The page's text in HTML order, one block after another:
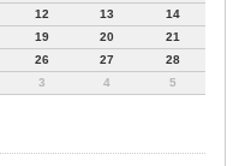
12 13
14
19 20
21
26 27
28
3 4 5